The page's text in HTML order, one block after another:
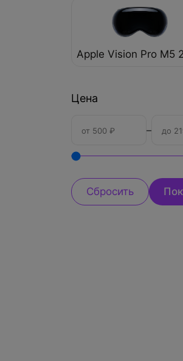
Apple Vision Pro M5
Цена
–